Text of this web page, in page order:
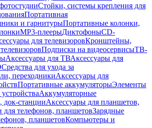
Стойки, системы крепления для
Портативная
и гарнитурыПортативные колонки,
MP3-плеерыДиктофоныCD-
для телевизоровКронштейны,
Подписки на видеосервисыТВ-
Аксессуары для ТВАксессуары для
Средства для ухода за
переходникиАксессуары для
Портативные аккумуляторыЭлементы
Аккумуляторные
док-станцииАксессуары для планшетов,
для телефонов, планшетовЗарядные
планшетовКомпьютеры и